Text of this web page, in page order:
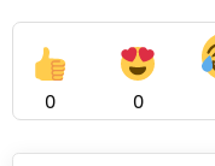
0 0